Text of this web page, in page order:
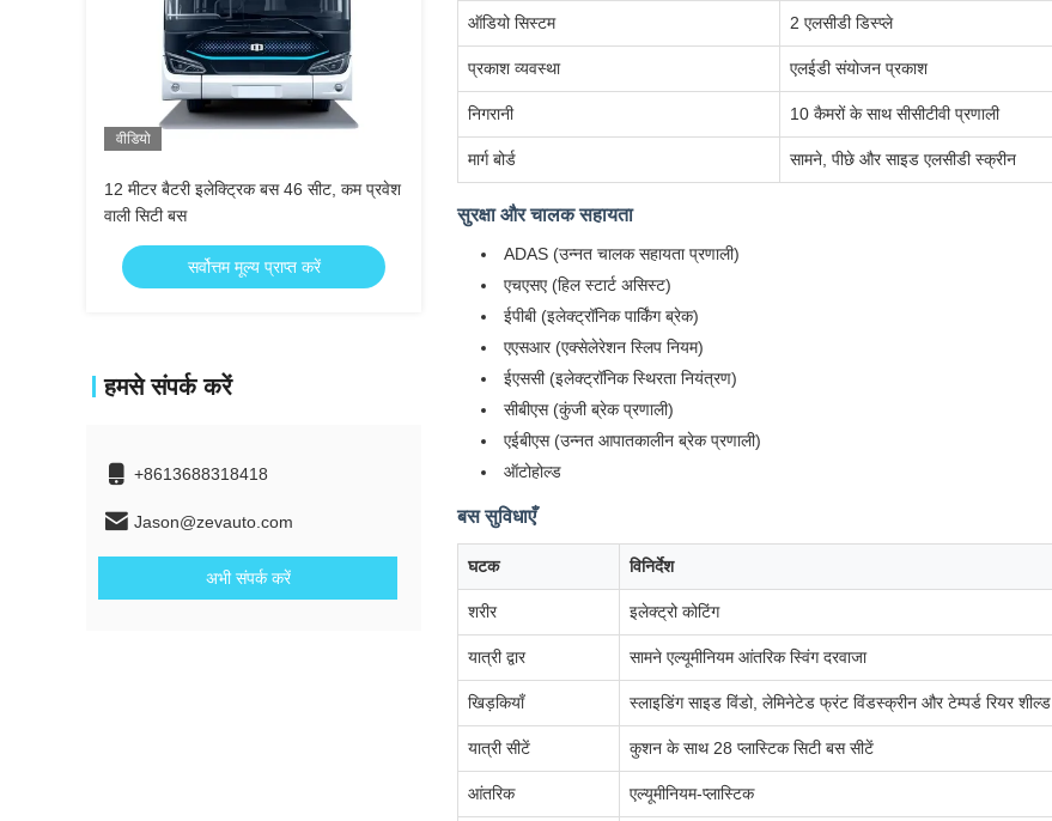
वीडियो
12 मीटर बैटरी इलेक्ट्रिक बस 46 सीट, कम प्रवेश
वाली सिटी बस
सर्वोत्तम मूल्य प्राप्त करें
हमसे संपर्क करें
+8613688318418
Jason@zevauto.com
अभी संपर्क करें
ऑडियो सिस्टम 2 एलसीडी डिस्प्ले
प्रकाश व्यवस्था एलईडी संयोजन प्रकाश
निगरानी 10 कैमरों के साथ सीसीटीवी प्रणाली
मार्ग बोर्ड सामने, पीछे और साइड एलसीडी स्क्रीन
सुरक्षा और चालक सहायता
ADAS (उन्नत चालक सहायता प्रणाली)
एचएसए (हिल स्टार्ट असिस्ट)
ईपीबी (इलेक्ट्रॉनिक पार्किंग ब्रेक)
एएसआर (एक्सेलेरेशन स्लिप नियम)
ईएससी (इलेक्ट्रॉनिक स्थिरता नियंत्रण)
सीबीएस (कुंजी ब्रेक प्रणाली)
एईबीएस (उन्नत आपातकालीन ब्रेक प्रणाली)
ऑटोहोल्ड
बस सुविधाएँ
घटक विनिर्देश
शरीर इलेक्ट्रो कोटिंग
यात्री द्वार सामने एल्यूमीनियम आंतरिक स्विंग दरवाजा
खिड़कियाँ स्लाइडिंग साइड विंडो, लेमिनेटेड फ्रंट विंडस्क्रीन और टेम्पर्ड रियर शील्ड
यात्री सीटें कुशन के साथ 28 प्लास्टिक सिटी बस सीटें
आंतरिक एल्यूमीनियम-प्लास्टिक